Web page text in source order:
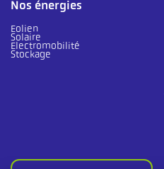
Nos énergies
Eolien
Solaire
Electromobilité
Stockage